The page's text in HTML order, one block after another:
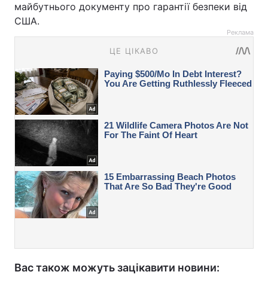
майбутнього документу про гарантії безпеки від
США.
Реклама
Вас також можуть зацікавити новини: